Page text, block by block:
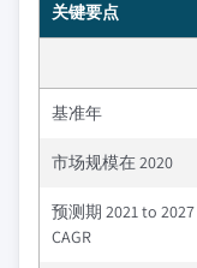
关键要点
基准年
市场规模在 2020
预测期 2021 to 2027
CAGR